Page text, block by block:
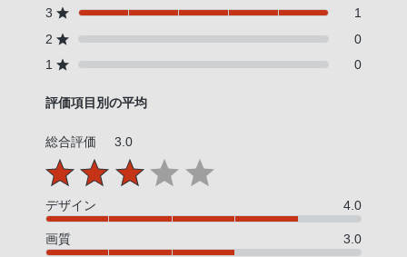
3
1
2
0
1
0
評価項目別の平均
総合評価 3.0
デザイン 4.0
画質 3.0